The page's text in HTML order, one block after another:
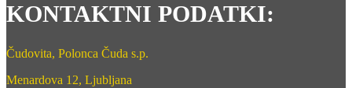
KONTAKTNI PODATKI:
Čudovita, Polonca Čuda s.p.
Menardova 12, Ljubljana